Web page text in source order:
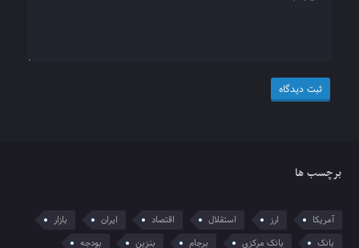
برچسب ها
آمریکا ارز استقلال اقتصاد ایران
بازار
بانک
بانک مرکزی برجام بنزین بودجه